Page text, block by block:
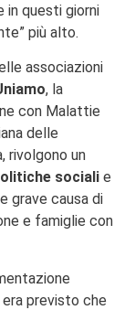
in questi giorni
più alto.
associazioni
, la
con Malattie
delle
rivolgono un
sociali e
grave causa di
e famiglie con
previsto che